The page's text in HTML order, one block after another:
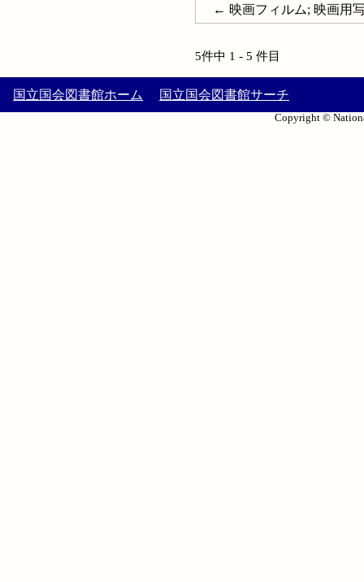
← 映画フィルム; 映画用
5件中 1 - 5 件目
国立国会図書館ホーム 国立国会図書館サーチ
Copyright ©